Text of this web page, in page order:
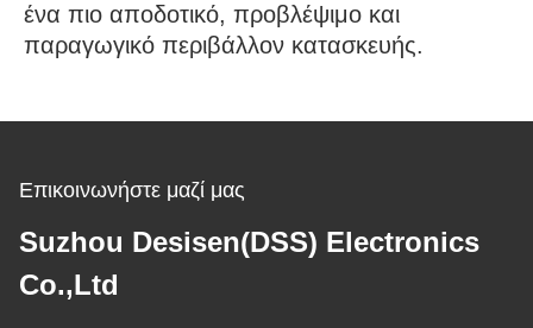
ένα πιο αποδοτικό, προβλέψιμο και
παραγωγικό περιβάλλον κατασκευής.
Επικοινωνήστε μαζί μας
Suzhou Desisen(DSS) Electronics
Co.,Ltd